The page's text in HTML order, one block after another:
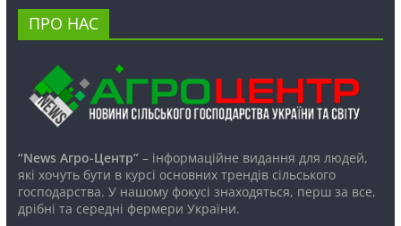
ПРО НАС
“News Агро-Центр”– інформаційне видання для людей,
які хочуть бути в курсі основних трендів сільського
господарства. У нашому фокусі знаходяться, перш за все,
дрібні та середні фермери України.